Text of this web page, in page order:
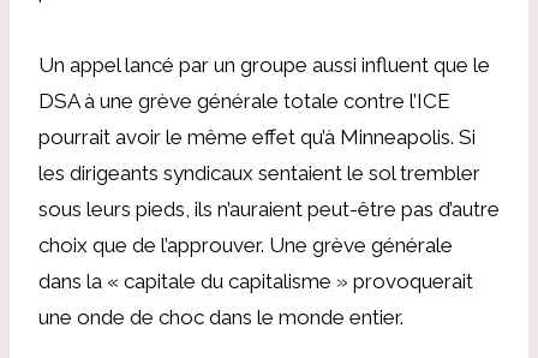
Un appel lancé par un groupe aussi influent que le
DSA à une grève générale totale contre l’ICE
pourrait avoir le même effet qu’à Minneapolis. Si
les dirigeants syndicaux sentaient le sol trembler
sous leurs pieds, ils n’auraient peut-être pas d’autre
choix que de l’approuver. Une grève générale
dans la « capitale du capitalisme » provoquerait
une onde de choc dans le monde entier.